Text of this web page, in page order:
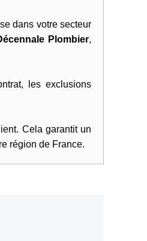
dans votre secteur
Plombier,
les exclusions
Cela garantit un
région de France.